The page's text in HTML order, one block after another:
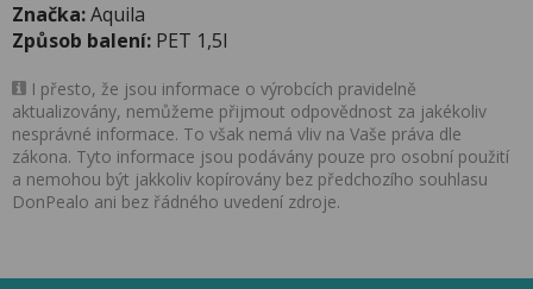
Značka:Aquila
Způsob balení: PET 1,5l
I přesto, že jsou informace o výrobcích pravidelně
aktualizovány, nemůžeme přijmout odpovědnost za jakékoliv
nesprávné informace. To však nemá vliv na Vaše práva dle
zákona. Tyto informace jsou podávány pouze pro osobní použití
a nemohou být jakkoliv kopírovány bez předchozího souhlasu
DonPealo ani bez řádného uvedení zdroje.